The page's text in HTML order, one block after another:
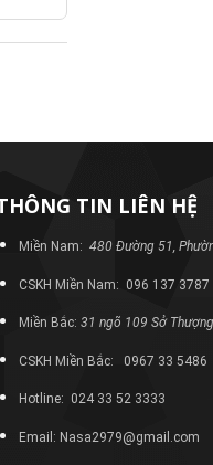
TIN LIÊN HỆ
Miền Nam: 480 Đường 51,
CSKH Miền Nam: 096 137 3787
Miền Bắc: 31 ngõ 109 Sở
CSKH Miền Bắc: 0967 33 5486
Hotline: 024 33 52 3333
Email: Nasa2979@gmail.com